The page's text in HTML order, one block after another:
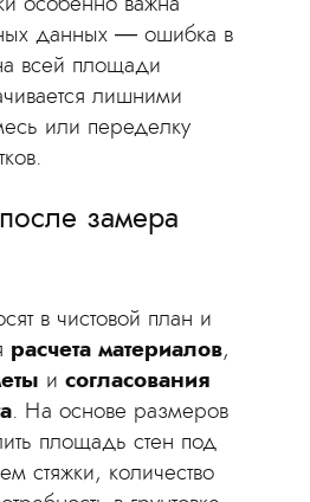
данных — ошибка в
всей площади
лишними
или переделку
замера
в чистовой план и
расчета материалов,
и согласования
. На основе размеров
площадь стен под
стяжки, количество